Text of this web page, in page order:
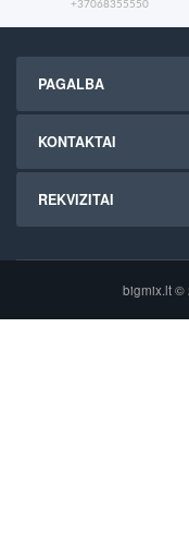
+37068355550
PAGALBA
KONTAKTAI
REKVIZITAI
bigmix.lt ©